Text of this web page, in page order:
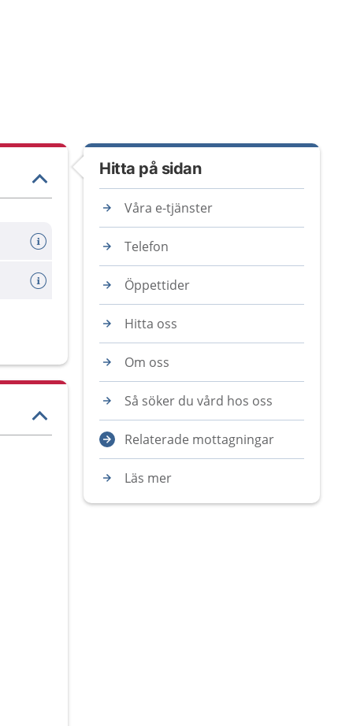
Hitta på sidan
Våra e-tjänster
Telefon
Öppettider
Hitta oss
Om oss
Så söker du vård hos oss
Relaterade mottagningar
Läs mer